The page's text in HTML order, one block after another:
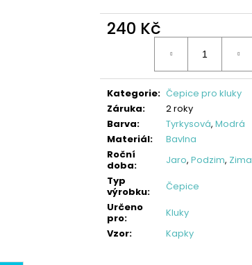
240 Kč
Kategorie: Čepice pro kluky
Záruka:
2 roky
Barva: Tyrkysová, Modrá
Materiál:
Bavlna
Roční
doba: Jaro, Podzim, Zima
Typ
výrobku:
Čepice
Určeno
pro:
Kluky
Vzor: Kapky